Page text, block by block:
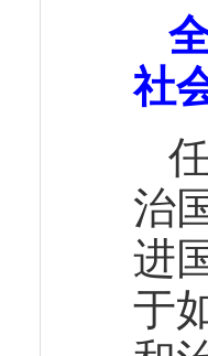
社
治
进
于